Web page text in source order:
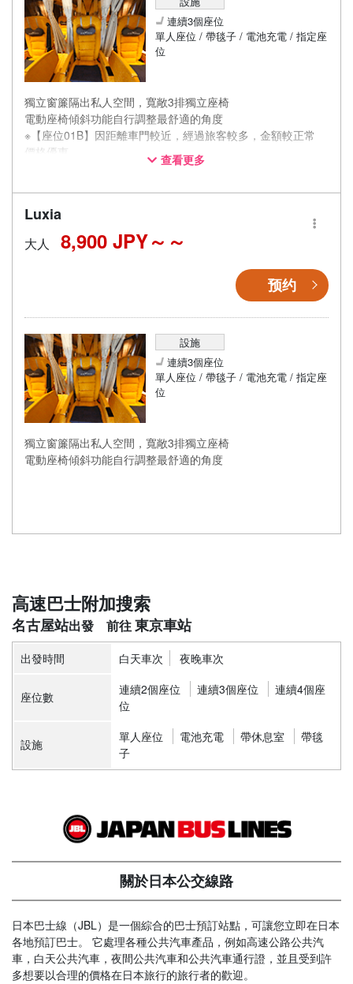
連續3個座位
單人座位 / 帶毯子 / 電池充電 / 指定座
位
獨立窗簾隔出私人空間，寬敞3排獨立座椅
電動座椅傾斜功能自行調整最舒適的角度
※【座位01B】因距離車門較近，經過旅客較多，金額較正常
價格優惠。
※【座位07C】因距離緊急逃生口較近，座椅傾斜角度較為受
查看更多
Luxia
大人 8,900 JPY～
预约
設施
連續3個座位
單人座位 / 帶毯子 / 電池充電 / 指定座
位
獨立窗簾隔出私人空間，寬敞3排獨立座椅
電動座椅傾斜功能自行調整最舒適的角度
高速巴士附加搜索
名古屋站 東京車站
出發時間 白天車次 夜晚車次
座位數 連續2個座位 連續3個座位
連續4個座
位
設施 單人座位 電池充電 帶休息室
帶毯
子
關於日本公交線路
日本巴士線（JBL）是一個綜合的巴士預訂站點，可讓您立即在日本
各地預訂巴士。 它處理各種公共汽車產品，例如高速公路公共汽
車，白天公共汽車，夜間公共汽車和公共汽車通行證，並且受到許
多想要以合理的價格在日本旅行的旅行者的歡迎。